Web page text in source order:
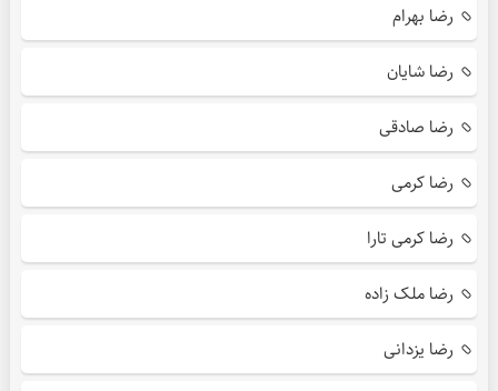
رضا بهرام
رضا شایان
رضا صادقی
رضا کرمی
رضا کرمی تارا
رضا ملک زاده
رضا یزدانی